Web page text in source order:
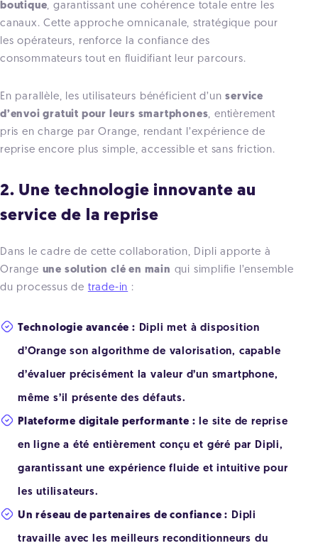
boutique, garantissant une cohérence totale entre les
canaux. Cette approche omnicanale, stratégique pour
les opérateurs, renforce la confiance des
consommateurs tout en fluidifiant leur parcours.
En parallèle, les utilisateurs bénéficient d’unservice
d’envoi gratuit pour leurs smartphones, entièrement
pris en charge par Orange, rendant l’expérience de
reprise encore plus simple, accessible et sans friction.
2. Une technologie innovante au
service de la reprise
Dans le cadre de cette collaboration, Dipli apporte à
Orange une solution clé en main qui simplifie l’ensemble
du processus de trade-in :
Technologie avancée : Dipli met à disposition
d’Orange son algorithme de valorisation, capable
d’évaluer précisément la valeur d’un smartphone,
même s’il présente des défauts.
Plateforme digitale performante : le site de reprise
en ligne a été entièrement conçu et géré par Dipli,
garantissant une expérience fluide et intuitive pour
les utilisateurs.
Un réseau de partenaires de confiance : Dipli
travaille avec les meilleurs reconditionneurs du